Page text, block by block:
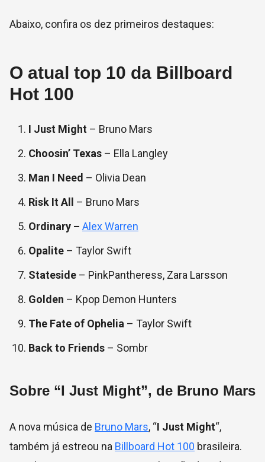
Abaixo, confira os dez primeiros destaques:
O atual top 10 da Billboard
Hot 100
I Just Might – Bruno Mars
Choosin’ Texas – Ella Langley
Man I Need – Olivia Dean
Risk It All – Bruno Mars
Ordinary – Alex Warren
Opalite – Taylor Swift
Stateside – PinkPantheress, Zara Larsson
Golden – Kpop Demon Hunters
The Fate of Ophelia – Taylor Swift
Back to Friends – Sombr
Sobre “I Just Might”, de Bruno Mars
A nova música de Bruno Mars, “I Just Might“,
também já estreou na Billboard Hot 100 brasileira.